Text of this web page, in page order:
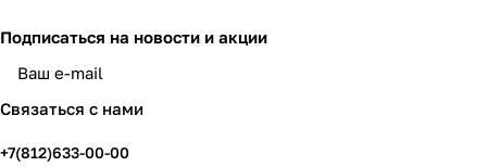
Подписаться на новости и акции
Связаться с нами
+7(812)633-00-00